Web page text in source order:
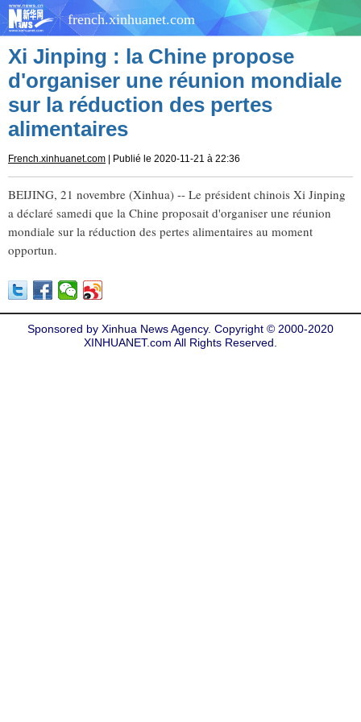
french.xinhuanet.com
Xi Jinping : la Chine propose
d'organiser une réunion mondiale
sur la réduction des pertes
alimentaires
French.xinhuanet.com | Publié le 2020-11-21 à 22:36
BEIJING, 21 novembre (Xinhua) -- Le président chinois Xi Jinping
a déclaré samedi que la Chine proposait d'organiser une réunion
mondiale sur la réduction des pertes alimentaires au moment
opportun.
Sponsored by Xinhua News Agency. Copyright © 2000-2020
XINHUANET.com All Rights Reserved.